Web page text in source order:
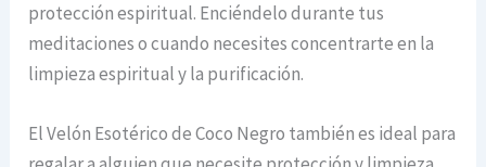
protección espiritual. Enciéndelo durante tus
meditaciones o cuando necesites concentrarte en la
limpieza espiritual y la purificación.
El Velón Esotérico de Coco Negro también es ideal para